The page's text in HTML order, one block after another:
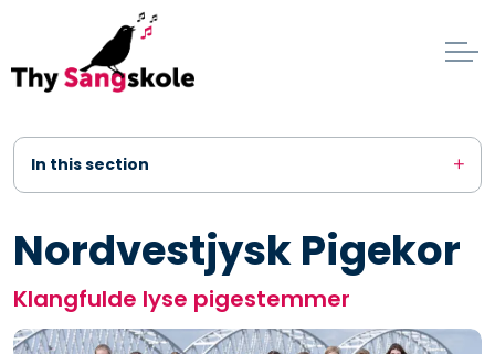
In this section
Nordvestjysk Pigekor
Klangfulde lyse pigestemmer